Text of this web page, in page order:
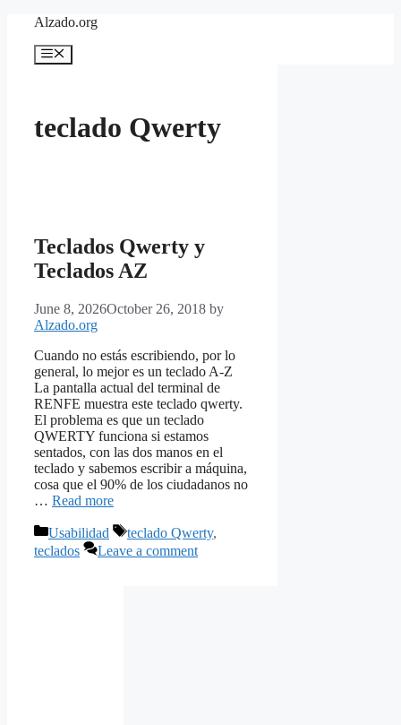
content
Alzado.org
Menu
teclado Qwerty
Teclados Qwerty y
Teclados AZ
June 8, 2026October 26, 2018 by
Alzado.org
Cuando no estás escribiendo, por lo
general, lo mejor es un teclado A-Z
La pantalla actual del terminal de
RENFE muestra este teclado qwerty.
El problema es que un teclado
QWERTY funciona si estamos
sentados, con las dos manos en el
teclado y sabemos escribir a máquina,
cosa que el 90% de los ciudadanos no
… Read more
Categories
Usabilidad Tags
teclado Qwerty,
teclados
Leave a comment